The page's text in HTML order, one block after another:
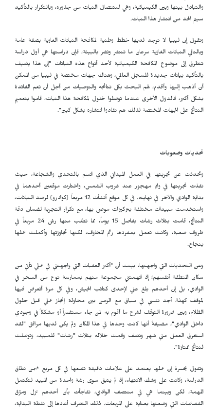
والتبادل بينها وبين الكيميائية، وهي استئصال النبات من جذوره، وبالتكرار بالتأكيد
سيتم الحد من انتشار هذا النبات.
وتقول إن ليبيا لا توجد لديها خطط وطنية لمكافحة النباتات الغازية بصفة عامة
وبالتالي النباتات الغازية سرعان ما تنتشر وتضر بالبيئة، فإن دراستها هي أول دراسة
تتطرق إلى موضوع المكافحة الكيميائية لأحد أنواع هذه النباتات "إن هذا يضيف
بالتأكيد بيانات جديدة للسجل العالمي، وهناك جهات مختصة في ليبيا من الممكن
أن أذهب إليها وأقدم، لهم البحث بكل نتائجه والتوصيات من أجل أن تعم الفائدة
بشكل أكبر، فالدول الأخرى عندما توصلوا لحلول لمكافحة هذا النبات، قاموا بتعميم
النتائج على الجهات المختصة لذلك هم تفادوا انتشاره بشكل كبير".
تحديات وصعوبات
وتحدثت عن تجربتها في العمل الميداني الذي اتسم بالتحدي والشجاعة، حيث
نفذت تجربتها في وادٍ مهجور عند غروب الشمس، واختارت موقعين أحدهما في
بداية الوادي والآخر في نهايته. في كل موقع أنشأت 12 مربعاً (كوادرو) لرصد النباتات،
واستخدمت مبيدات مختلفة بتركيزات موصى بها، مع تكرار التجربة لضمان دقة
النتائج، قامت بثلاث رشات بفاصل 15 يوماً، مما تطلب منها رش 24 مربعاً في
ظروف صعبة، وكانت تعمل بمفردها رغم المخاوف، لكنها تجاوزتها وأكملت عملها
بنجاح.
وعن التحديات التي واجهتها، بينت أن "أكبر العقبات التي واجهتني في عملي تأتي من
سكان المنطقة أنفسهم؛ إذ اتهمتني مجموعة منهم بممارسة نوع من السحر في
الوادي، بل إن أحدهم بلغ عني لإحدى كتائب الجيش، وفي كل مرة أتعرض فيها
لموقف كهذا، أجد نفسي في سباق مع الزمن بين محاولة إنجاز عملي قبل حلول
الظلام، وبين ضرورة التوقف لشرح ما أقوم به لمن جاء مستفسراً أو مشككاً في وجودي
داخل الوادي"، مضيفةً أنها كانت وحدها في هذا المكان ولم يكن لديها مرافق "لقد
استغرق العمل مني شهر ونصف وقمت خلاله بثلاث "رشات" للمبيد، وتوصلت
لنتائج ممتازة".
وتقول بحسرة إن عملها يعتمد على علامات دقيقة تضعها في كل مربع ضمن نطاق
الدراسة، وكانت على وشك الانتهاء، إذ لم يتبقَ سوى رشة واحدة من المبيد لتكتمل
المهمة، لكن وبينما هي في منتصف الوادي، تفاجأت بأن أحدهم نزل ومزّق
القصاصات التي وضعتها بعناية على المربعات. ذلك التصرف أعادها إلى نقطة البداية،